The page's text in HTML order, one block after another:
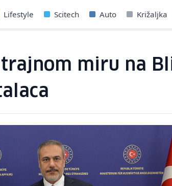
Lifestyle Scitech Auto Križaljka
miru na